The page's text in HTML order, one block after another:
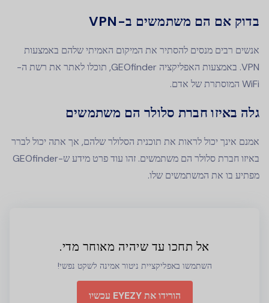
בדוק אם הם משתמשים ב-VPN
אנשים רבים מנסים להסתיר את המיקום האמיתי שלהם באמצעות
VPN. באמצעות האפליקציה GEOfinder, תוכלו לאתר את רשת ה-
WiFi המוסתרת של אדם.
גלה באיזו חברת סלולר הם משתמשים
אמנם אינך יכול לראות את תוכנית הסלולר שלהם, אך אתה יכול לברר
באיזו חברת סלולר הם משתמשים. זהו עוד פרט מידע ש-GEOfinder
מפתיע בו את המשתמשים שלו.
אל תחכו עד שיהיה מאוחר מדי.
השתמשו באפליקציית ניטור אמינה לשקט נפשי!
הורידו את EYEZY עכשיו